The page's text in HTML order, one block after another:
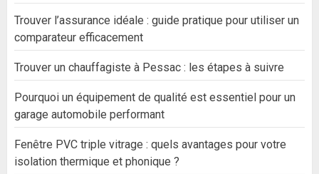
Trouver l’assurance idéale : guide pratique pour utiliser un
comparateur efficacement
Trouver un chauffagiste à Pessac : les étapes à suivre
Pourquoi un équipement de qualité est essentiel pour un
garage automobile performant
Fenêtre PVC triple vitrage : quels avantages pour votre
isolation thermique et phonique ?